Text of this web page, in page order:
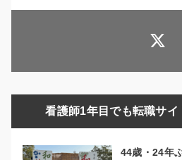
看護師1年目でも転職サイ
44歳・24年